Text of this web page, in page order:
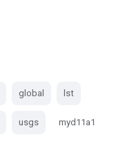
global lst
usgs myd11a1